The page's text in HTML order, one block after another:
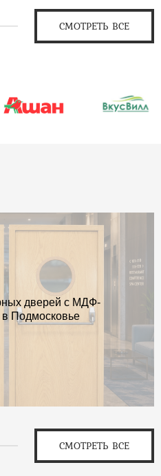
СМОТРЕТЬ ВСЕ
дверей с МДФ-
в Подмосковье
СМОТРЕТЬ ВСЕ